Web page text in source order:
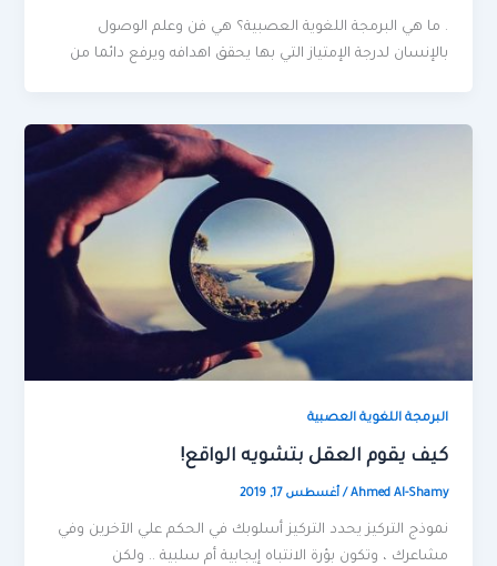
. ما هي البرمجة اللغوية العصبية؟ هي فن وعلم الوصول
بالإنسان لدرجة الإمتياز التي بها يحقق اهدافه ويرفع دائما من
البرمجة اللغوية العصبية
كيف يقوم العقل بتشويه الواقع!
Ahmed Al-Shamy
/أغسطس 17, 2019
نموذج التركيز يحدد التركيز أسلوبك في الحكم علي الآخرين وفي
مشاعرك ، وتكون بؤرة الانتباه إيجابية أم سلبية .. ولكن